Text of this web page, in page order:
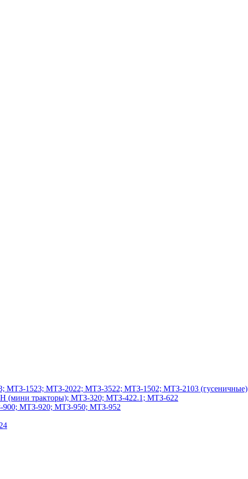
МТЗ-1523; МТЗ-2022; МТЗ-3522; МТЗ-1502; МТЗ-2103 (гусеничные)
тракторы); МТЗ-320; МТЗ-422.1; МТЗ-622
МТЗ-920; МТЗ-950; МТЗ-952